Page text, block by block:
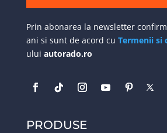
Prin abonarea la newsletter
ani si sunt de acord cu Termenii si
ului autorado.ro
PRODUSE